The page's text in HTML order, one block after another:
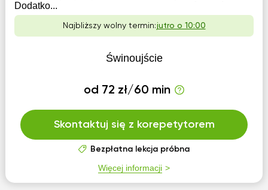
Dodatko...
Najbliższy wolny termin:jutro o 10:00
Świnoujście
od 72 zł/60 min
Skontaktuj się z korepetytorem
Bezpłatna lekcja próbna
Więcej informacji